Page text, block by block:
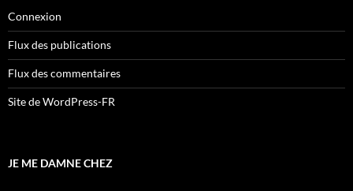
Connexion
Flux des publications
Flux des commentaires
Site de WordPress-FR
JE ME DAMNE CHEZ